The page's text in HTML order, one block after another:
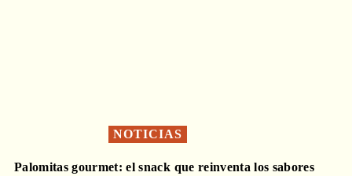
NOTICIAS
Palomitas gourmet: el snack que reinventa los sabores